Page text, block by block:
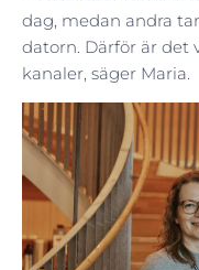
dag, medan andra
datorn. Därför är det
kanaler, säger Maria.